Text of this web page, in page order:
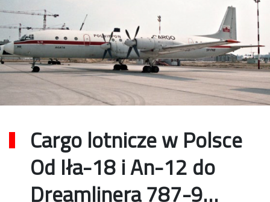
Cargo lotnicze w Polsce
Od Iła-18 i An-12 do
Dreamlinera 787-9…